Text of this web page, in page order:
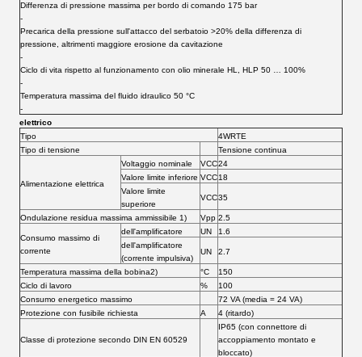
Differenza di pressione massima per bordo di comando 175 bar
‐
Precarica della pressione sull'attacco del serbatoio >20% della differenza di
pressione, altrimenti maggiore erosione da cavitazione
‐
Ciclo di vita rispetto al funzionamento con olio minerale HL, HLP 50 … 100%
‐
Temperatura massima del fluido idraulico 50 °C
‐
elettrico
Tipo
4WRTE
Tipo di tensione
Tensione continua
Alimentazione elettrica
Voltaggio nominale VCC24
Valore limite inferiore VCC18
Valore limite
superiore
VCC35
Ondulazione residua massima ammissibile 1) Vpp 2.5
Consumo massimo di
corrente
dell'amplificatore UN
1.6
dell'amplificatore
(corrente impulsiva)
UN 2.7
Temperatura massima della bobina2) °C
150
Ciclo di lavoro
%
100
Consumo energetico massimo
72 VA (media = 24 VA)
Protezione con fusibile richiesta
A 4 (ritardo)
Classe di protezione secondo DIN EN 60529
IP65 (con connettore di
accoppiamento montato e
bloccato)